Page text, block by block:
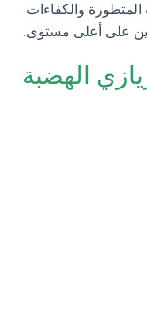
المتطورة والكفاءات
على أعلى مستوى.
الهضبة